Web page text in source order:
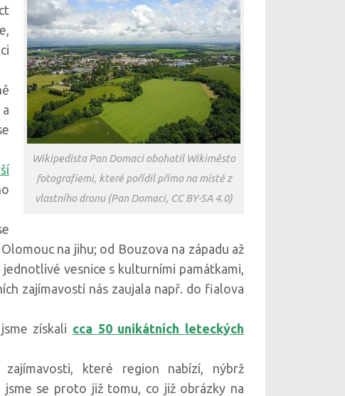
Wikipedista Pan Domaci obohatil Wikiměsto
fotografiemi, které pořídil přímo na místě z
vlastního dronu (Pan Domaci, CC BY-SA 4.0)
na jihu; od Bouzova na západu až
vesnice s kulturními památkami,
zajímavostí nás zaujala např. do fialova
získali cca 50 unikátních leteckých
které region nabízí, nýbrž
se proto již tomu, co již obrázky na